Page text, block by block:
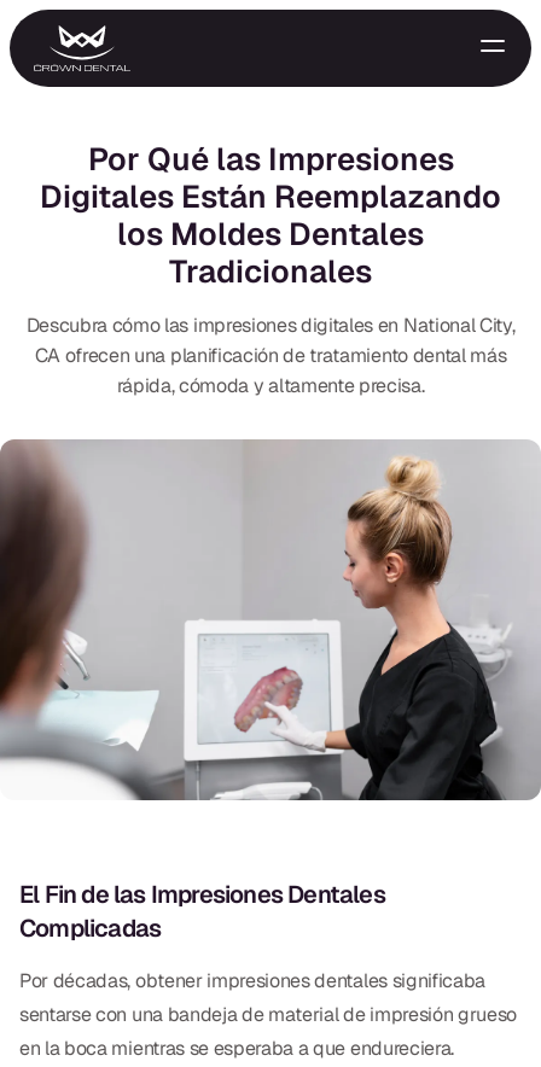
GENERAL
Extracciones
Protectores Nocturnos
Tratamiento Periodontal
Programa Preventivo
Tratamiento de Conducto
Protectores Bucales Deportivos
All-on-4
All-on-6
Coronas y Fundas
Puentes Dentales
Por Qué las Impresiones
Digitales Están Reemplazando
los Moldes Dentales
Tradicionales
Descubra cómo las impresiones digitales en National City,
CA ofrecen una planificación de tratamiento dental más
rápida, cómoda y altamente precisa.
El Fin de las Impresiones Dentales
Complicadas
Por décadas, obtener impresiones dentales significaba
sentarse con una bandeja de material de impresión grueso
en la boca mientras se esperaba a que endureciera.